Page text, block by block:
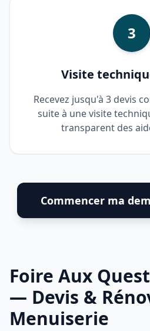
3
Visite
Recevez jusqu'à 3 devis
suite à une visite
transparent des
Commencer ma
Foire Aux
— Devis &
Menuiserie